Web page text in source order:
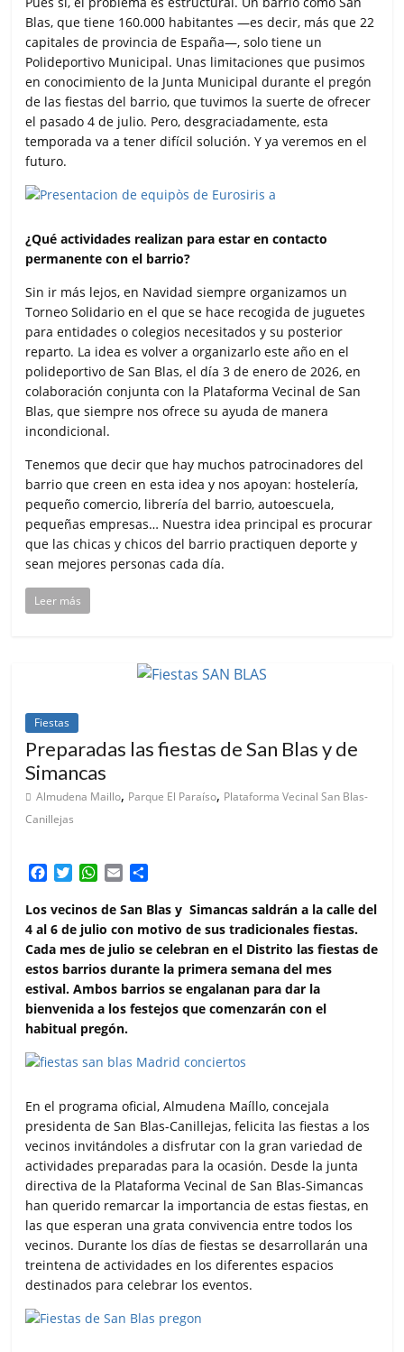
Blas, que tiene 160.000 habitantes —es decir, más que 22
capitales de provincia de España—, solo tiene un
Polideportivo Municipal. Unas limitaciones que pusimos
en conocimiento de la Junta Municipal durante el pregón
de las fiestas del barrio, que tuvimos la suerte de ofrecer
el pasado 4 de julio. Pero, desgraciadamente, esta
temporada va a tener difícil solución. Y ya veremos en el
futuro.
¿Qué actividades realizan para estar en contacto
permanente con el barrio?
Sin ir más lejos, en Navidad siempre organizamos un
Torneo Solidario en el que se hace recogida de juguetes
para entidades o colegios necesitados y su posterior
reparto. La idea es volver a organizarlo este año en el
polideportivo de San Blas, el día 3 de enero de 2026, en
colaboración conjunta con la Plataforma Vecinal de San
Blas, que siempre nos ofrece su ayuda de manera
incondicional.
Tenemos que decir que hay muchos patrocinadores del
barrio que creen en esta idea y nos apoyan: hostelería,
pequeño comercio, librería del barrio, autoescuela,
pequeñas empresas… Nuestra idea principal es procurar
que las chicas y chicos del barrio practiquen deporte y
sean mejores personas cada día.
Leer más
Fiestas
Preparadas las fiestas de San Blas y de
Simancas
Almudena Maillo, Parque El Paraíso, Plataforma Vecinal San Blas-
Canillejas
c
e
b
o
o
k
i
t
t
e
r
W
a
t
s
A
p
p
a
i
l
m
p
a
r
t
i
r
Los vecinos de San Blas y Simancas saldrán a la calle del
4 al 6 de julio con motivo de sus tradicionales fiestas.
Cada mes de julio se celebran en el Distrito las fiestas de
estos barrios durante la primera semana del mes
estival. Ambos barrios se engalanan para dar la
bienvenida a los festejos que comenzarán con el
habitual pregón.
En el programa oficial, Almudena Maíllo, concejala
presidenta de San Blas-Canillejas, felicita las fiestas a los
vecinos invitándoles a disfrutar con la gran variedad de
actividades preparadas para la ocasión. Desde la junta
directiva de la Plataforma Vecinal de San Blas-Simancas
han querido remarcar la importancia de estas fiestas, en
las que esperan una grata convivencia entre todos los
vecinos. Durante los días de fiestas se desarrollarán una
treintena de actividades en los diferentes espacios
destinados para celebrar los eventos.